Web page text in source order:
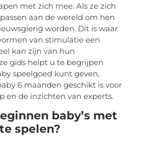
met zich mee. Als ze zich
aan de wereld om hen
worden. Dit is waar
van stimulatie een
kan zijn van hun
gids helpt u te begrijpen
speelgoed kunt geven,
6 maanden geschikt is voor
en de inzichten van experts.
baby’s met
spelen?